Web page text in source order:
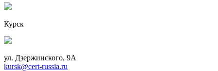
Курск
ул. Дзержинского, 9А
kursk@cert-russia.ru